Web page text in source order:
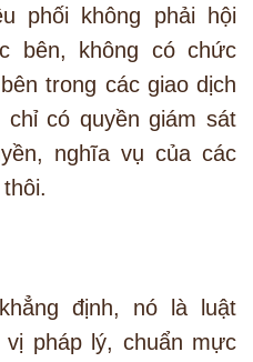
phối không phải hội
bên, không có chức
trong các giao dịch
có quyền giám sát
nghĩa vụ của các
định, nó là luật
pháp lý, chuẩn mực